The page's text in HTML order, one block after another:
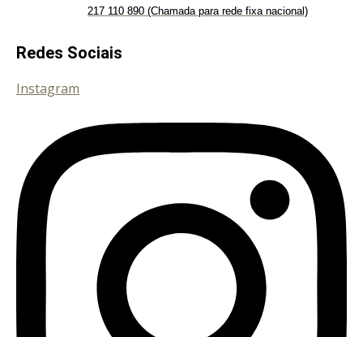
217 110 890 (Chamada para rede fixa nacional)
Redes Sociais
Instagram